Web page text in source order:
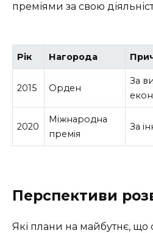
преміями за свою
Рік Нагорода
2015 Орден
За
2020
Міжнародна
премія
За
Перспективи
Які плани на майбутнє, що